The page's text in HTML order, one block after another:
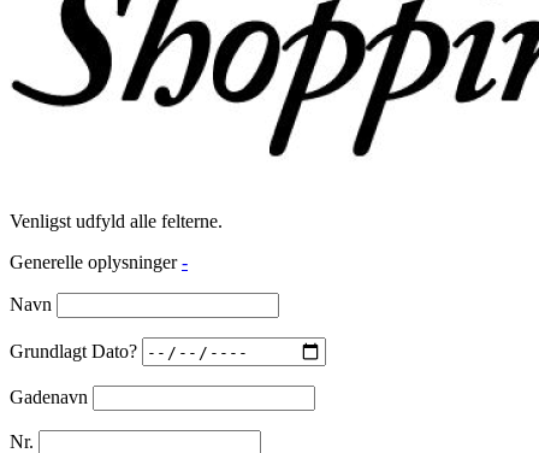
Venligst udfyld alle felterne.
Generelle oplysninger -
Navn
Grundlagt Dato?
Gadenavn
Nr.